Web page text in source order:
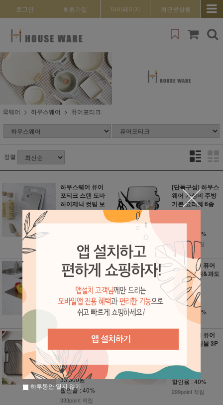
로그인 회원가입 마이페이지 최근본상품
쿡웨어 하우스웨어 퓨어포티크
정렬
하우스웨어 퓨어
포티크 스텐 도마
하이제닉 컷팅 보
드 (택1)
177point 적립
[단독구성] 하우스
웨어 가성비 주방
기본 요리템 6종
212,800원
99,900원
할인율 : 53%
999point 적립
하우스웨어 퓨어
포티크 스텐 하이
29,600원
17,700원
할인율 : 40%
하우스웨어 퓨어
포티크 가위&과도
SET
12,900원
7,700원
할인율 : 40%
77point 적립
하우스웨어 퓨어
포티크 양면 도마
더블사이드 컷팅
보드
55,600원
33,300원
할인율 : 40%
333point 적립
하우스웨어 퓨어
포티크 믹싱볼 3P
SET
29,900원
할인율 : 40%
299point 적립
하루동안 열지 않기